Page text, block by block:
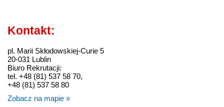
Kontakt:
pl. Marii Skłodowskiej-Curie 5
20-031 Lublin
Biuro Rekrutacji:
tel. +48 (81) 537 58 70,
+48 (81) 537 58 80
Zobacz na mapie »